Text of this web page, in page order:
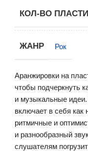
КОЛ-ВО
ЖАНР Рок
Аранжировки на
чтобы подчеркнуть
и музыкальные
включает в себя
ритмичные и
и разнообразный
слушателям